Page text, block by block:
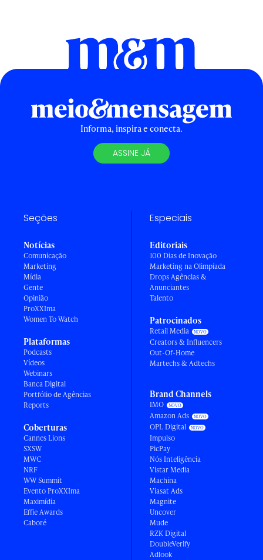
Informa, inspira e conecta.
ASSINE JÁ
Seções
Notícias
Comunicação
Marketing
Mídia
Gente
Opinião
ProXXIma
Women To Watch
Plataformas
Podcasts
Vídeos
Webinars
Banca Digital
Portfólio de Agências
Reports
Coberturas
Cannes Lions
SXSW
MWC
NRF
WW Summit
Evento ProXXIma
Maximídia
Effie Awards
Caboré
Especiais
Editoriais
100 Dias de Inovação
Marketing na Olimpíada
Drops Agências &
Anunciantes
Talento
Patrocinados
Retail Media
Creators & Influencers
Out-Of-Home
Martechs & Adtechs
Brand Channels
IMO
Amazon Ads
OPL Digital
Impulso
PicPay
Nós Inteligência
Vistar Media
Machina
Viasat Ads
Magnite
Uncover
Mude
RZK Digital
DoubleVerify
Adlook